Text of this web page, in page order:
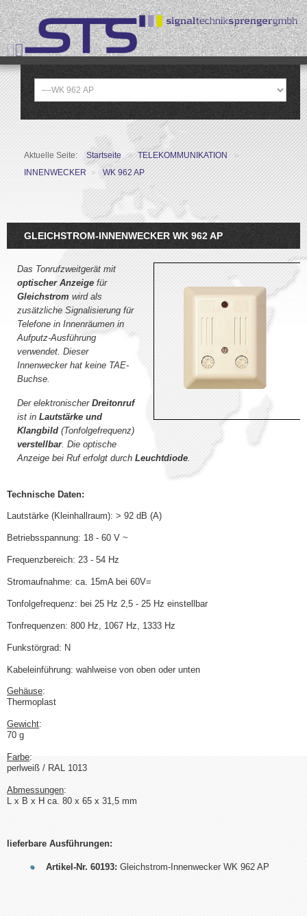
Aktuelle Seite: Startseite » TELEKOMMUNIKATION
»
INNENWECKER
» WK 962 AP
GLEICHSTROM-INNENWECKER WK 962 AP
Das Tonrufzweitgerät mit
optischer Anzeige für
Gleichstrom wird als
zusätzliche Signalisierung für
Telefone in Innenräumen in
Aufputz-Ausführung
verwendet. Dieser
Innenwecker hat keine TAE-
Buchse.
Der elektronischer Dreitonruf
ist in Lautstärke und
Klangbild (Tonfolgefrequenz)
verstellbar. Die optische
Anzeige bei Ruf erfolgt durch Leuchtdiode
Technische Daten:
Lautstärke (Kleinhallraum): > 92 dB (A)
Betriebsspannung: 18 - 60 V ~
Frequenzbereich: 23 - 54 Hz
Stromaufnahme: ca. 15mA bei 60V=
Tonfolgefrequenz: bei 25 Hz 2,5 - 25 Hz einstellbar
Tonfrequenzen: 800 Hz, 1067 Hz, 1333 Hz
Funkstörgrad: N
Kabeleinführung: wahlweise von oben oder unten
Gehäuse:
Thermoplast
Gewicht:
70 g
Farbe:
perlweiß / RAL 1013
Abmessungen:
L x B x H ca. 80 x 65 x 31,5 mm
lieferbare Ausführungen:
Artikel-Nr. 60193: Gleichstrom-Innenwecker WK 962 AP